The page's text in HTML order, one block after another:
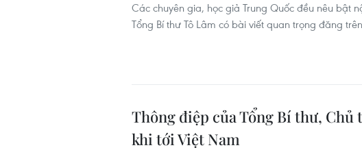
Các chuyên gia, học giả Trung Quốc đều nêu bật
Tổng Bí thư Tô Lâm có bài viết quan trọng đăng
Thông điệp của Tổng Bí thư,
khi tới Việt Nam